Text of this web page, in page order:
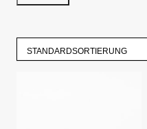
STANDARDSORTIERUNG